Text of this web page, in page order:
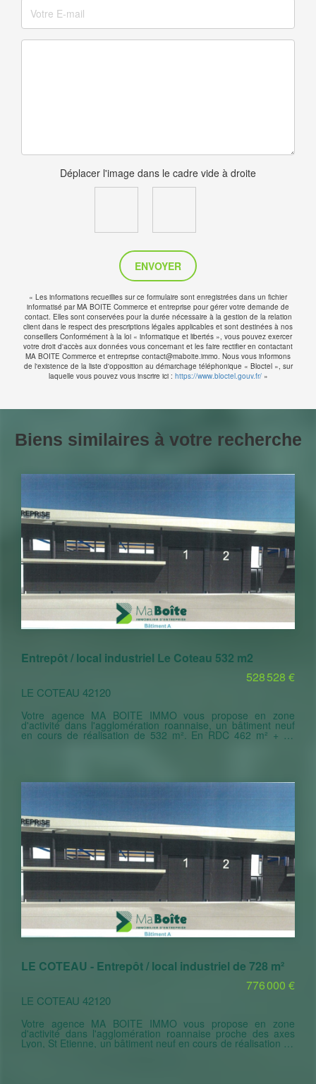
Déplacer l'image dans le cadre vide à droite
ENVOYER
« Les informations recueillies sur ce formulaire sont enregistrées dans un fichier
informatisé par MA BOITE Commerce et entreprise pour gérer votre demande de
contact. Elles sont conservées pour la durée nécessaire à la gestion de la relation
client dans le respect des prescriptions légales applicables et sont destinées à nos
conseillers Conformément à la loi « informatique et libertés », vous pouvez exercer
votre droit d'accès aux données vous concernant et les faire rectifier en contactant
MA BOITE Commerce et entreprise contact@maboite.immo. Nous vous informons
de l'existence de la liste d'opposition au démarchage téléphonique « Bloctel », sur
laquelle vous pouvez vous inscrire ici : https://www.bloctel.gouv.fr/»
Biens similaires à votre recherche
Entrepôt / local industriel Le Coteau 532 m2
528 528 €
LE COTEAU 42120
Votre agence MA BOITE IMMO vous propose en zone
d'activité dans l'agglomération roannaise, un bâtiment neuf
en cours de réalisation de 532 m². En RDC 462 m² + en
tertiaire/Artisans/ industriel (bureaux stockage)
LE COTEAU - Entrepôt / local industriel de 728 m²
776 000 €
LE COTEAU 42120
Votre agence MA BOITE IMMO vous propose en zone
d'activité dans l'agglomération roannaise proche des axes
Lyon, St Etienne, un bâtiment neuf en cours de réalisation de
728 m². En RDC 632 m² + en mezzanine 96 m² utilisable.